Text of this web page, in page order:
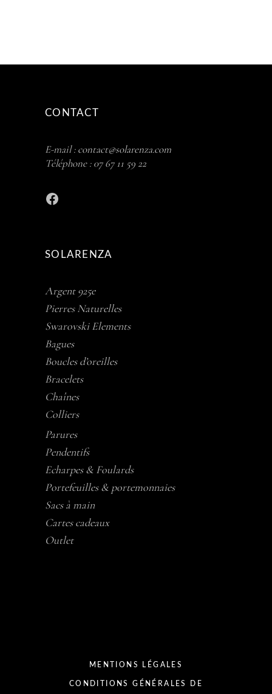
CONTACT
E-mail :contact@solarenza.com
Téléphone :07 67 11 59 22
Facebook
SOLARENZA
Argent 925e
Pierres Naturelles
Swarovski Elements
Bagues
Boucles d’oreilles
Bracelets
Chaînes
Colliers
Parures
Pendentifs
Echarpes & Foulards
Portefeuilles & portemonnaies
Sacs à main
Cartes cadeaux
Outlet
MENTIONS LÉGALES
CONDITIONS GÉNÉRALES DE